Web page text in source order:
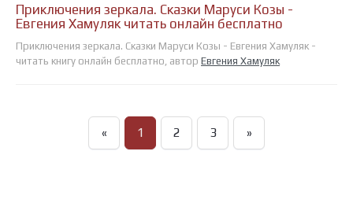
Приключения зеркала. Сказки Маруси Козы -
Евгения Хамуляк читать онлайн бесплатно
Приключения зеркала. Сказки Маруси Козы - Евгения Хамуляк -
читать книгу онлайн бесплатно, автор Евгения Хамуляк
« 1 2 3 »